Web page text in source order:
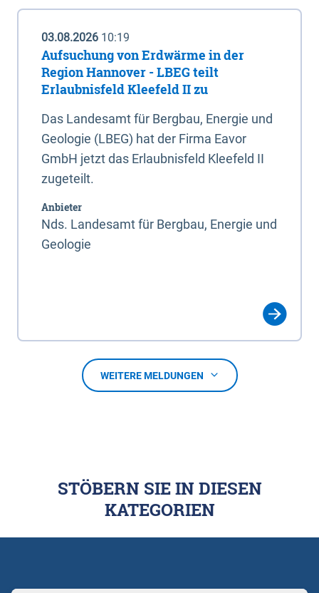
03.08.2026 10:19
Aufsuchung von Erdwärme in der
Region Hannover - LBEG teilt
Erlaubnisfeld Kleefeld II zu
Das Landesamt für Bergbau, Energie und
Geologie (LBEG) hat der Firma Eavor
GmbH jetzt das Erlaubnisfeld Kleefeld II
zugeteilt.
Anbieter
Nds. Landesamt für Bergbau, Energie und
Geologie
WEITERE MELDUNGEN
STÖBERN SIE IN DIESEN
KATEGORIEN